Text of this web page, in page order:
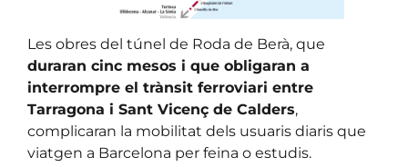
Les obres del túnel de Roda de Berà, que
duraran cinc mesos i que obligaran a
interrompre el trànsit ferroviari entre
Tarragona i Sant Vicenç de Calders,
complicaran la mobilitat dels usuaris diaris que
viatgen a Barcelona per feina o estudis.